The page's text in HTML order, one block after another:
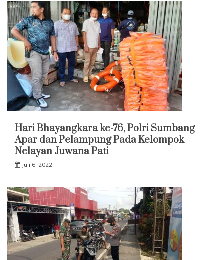
Hari Bhayangkara ke-76, Polri Sumbang
Apar dan Pelampung Pada Kelompok
Nelayan Juwana Pati
Juli 6, 2022